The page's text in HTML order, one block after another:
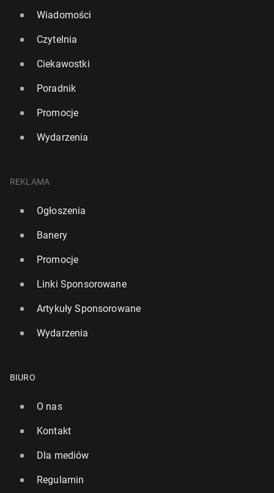
Wiadomości
Czytelnia
Ciekawostki
Poradnik
Promocje
Wydarzenia
REKLAMA
Ogłoszenia
Banery
Promocje
Linki Sponsorowane
Artykuły Sponsorowane
Wydarzenia
BIURO
O nas
Kontakt
Dla mediów
Regulamin